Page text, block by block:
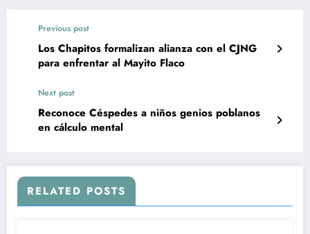
Previous post
Los Chapitos formalizan alianza con el CJNG
para enfrentar al Mayito Flaco
Next post
Reconoce Céspedes a niños genios poblanos
en cálculo mental
RELATED POSTS